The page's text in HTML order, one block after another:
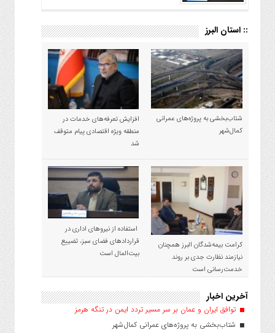
:: استان البرز
شتاب‌بخشی به پروژه‌های عمرانی
کمال‌شهر
افزایش تعرفه‌های خدمات در
منطقه ویژه اقتصادی پیام متوقف
شد
کرامت بیمه‌شدگان البرز همچنان
نیازمند نظارت جدی بر روند
خدمت‌رسانی است
استفاده از نیروهای اداری در
قراردادهای فضای سبز، تضییع
بیت‌المال است
آخرین اخبار
توافق ایران و عمان بر سر مسیر تردد ایمن در تنگه هرمز
شتاب‌بخشی به پروژه‌های عمرانی کمال‌شهر